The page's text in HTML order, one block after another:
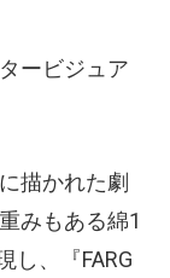
ービジュア
描かれた劇
みもある綿1
し、『FARG